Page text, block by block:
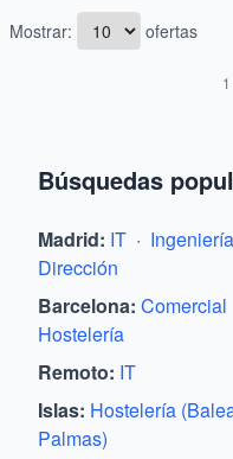
Mostrar: ofertas
1
Búsquedas
Madrid: IT · Ingeniería
Dirección
Barcelona: Comercial
Hostelería
Remoto: IT
Islas: Hostelería
Palmas)